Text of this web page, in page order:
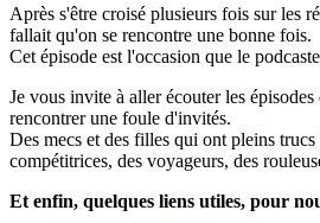
Après s'être croisé plusieurs fois sur les
fallait qu'on se rencontre une bonne fois.
Cet épisode est l'occasion que le
Je vous invite à aller écouter les
rencontrer une foule d'invités.
Des mecs et des filles qui ont pleins
compétitrices, des voyageurs, des
Et enfin, quelques liens utiles, pour